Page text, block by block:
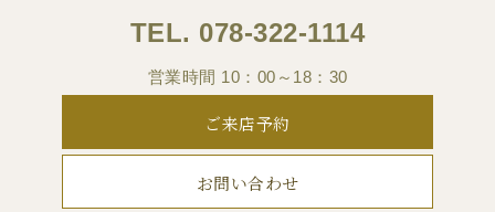
TEL. 078-322-1114
営業時間 10：00～18：30
ご来店予約
お問い合わせ